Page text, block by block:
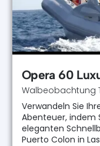
Opera 60
Walbeobachtung
Verwandeln Sie
Abenteuer, indem
eleganten
Puerto Colon in